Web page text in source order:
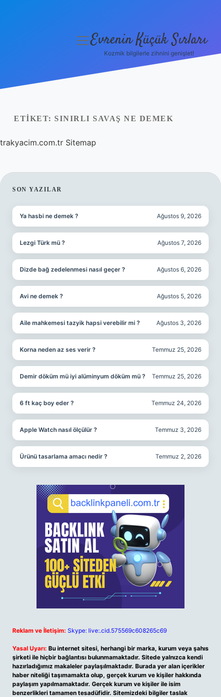
Yasal Uyarı
Hakkımızda
menüyü
Evrenin Küçük Sırları
Kozmik bilgilerle zihnini genişlet!
ETIKET: SINIRLI SAVAŞ NE DEMEK
trakyacim.com.tr Sitemap
SIDEBAR
SON YAZILAR
Ya hasbi ne demek ? Ağustos 9, 2026
Lezgi Türk mü ? Ağustos 7, 2026
Dizde bağ zedelenmesi nasıl geçer ? Ağustos 6, 2026
Avi ne demek ? Ağustos 5, 2026
Aile mahkemesi tazyik hapsi verebilir mi ? Ağustos 3, 2026
Korna neden az ses verir ? Temmuz 25, 2026
Demir döküm mü iyi alüminyum döküm mü ? Temmuz 25, 2026
6 ft kaç boy eder ? Temmuz 24, 2026
Apple Watch nasıl ölçülür ? Temmuz 3, 2026
Ürünü tasarlama amacı nedir ? Temmuz 2, 2026
Reklam ve İletişim: Skype: live:.cid.575569c608265c69
Yasal Uyarı: Bu internet sitesi, herhangi bir marka, kurum veya şahıs
şirketi ile hiçbir bağlantısı bulunmamaktadır. Sitede yalnızca kendi
hazırladığımız makaleler paylaşılmaktadır. Burada yer alan içerikler
haber niteliği taşımamakta olup, gerçek kurum ve kişiler hakkında
paylaşım yapılmamaktadır. Gerçek kurum ve kişiler ile isim
benzerlikleri tamamen tesadüfidir. Sitemizdeki bilgiler taslak